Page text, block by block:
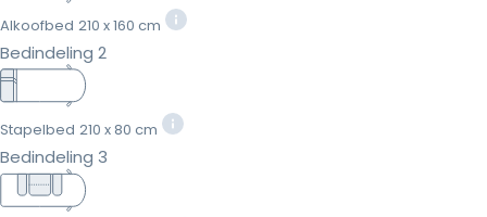
Alkoofbed 210 x 160 cm
Bedindeling 2
Stapelbed 210 x 80 cm
Bedindeling 3